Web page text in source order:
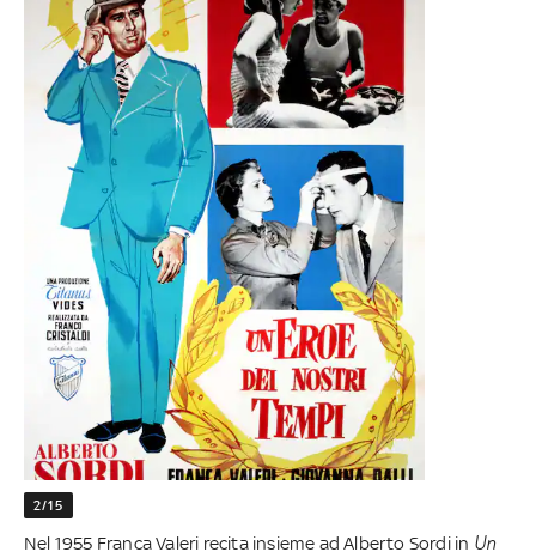
2/15
Nel 1955 Franca Valeri recita insieme ad Alberto Sordi in Un